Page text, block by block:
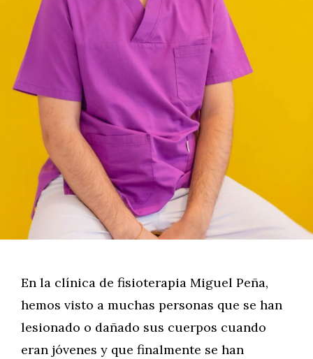
En la clínica de fisioterapia Miguel Peña,
hemos visto a muchas personas que se han
lesionado o dañado sus cuerpos cuando
eran jóvenes y que finalmente se han